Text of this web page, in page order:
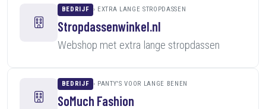
BEDRIJF EXTRA LANGE STROPDASSEN
Stropdassenwinkel.nl
Webshop met extra lange stropdassen
BEDRIJF PANTY'S VOOR LANGE BENEN
SoMuch Fashion